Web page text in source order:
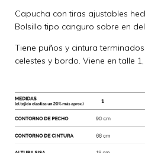
Capucha con tiras ajustables
Bolsillo tipo canguro sobre en
Tiene puños y cintura
celestes y bordo. Viene en talle 1,